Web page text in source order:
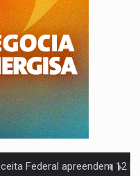
do CV são presos com armas e drogas após